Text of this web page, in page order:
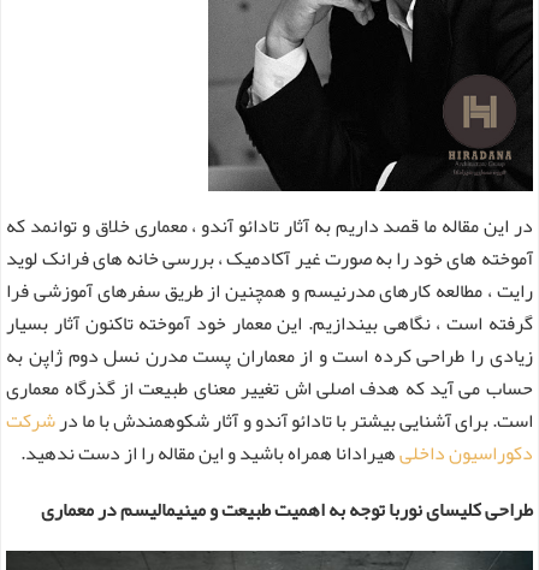
در این مقاله ما قصد داریم به آثار تادائو آندو ، معماری خلاق و توانمد که
آموخته های خود را به صورت غیر آکادمیک ، بررسی خانه های فرانک لوید
رایت ، مطالعه کارهای مدرنیسم و همچنین از طریق سفرهای آموزشی فرا
گرفته است ، نگاهی بیندازیم. این معمار خود آموخته تاکنون آثار بسیار
زیادی را طراحی کرده است و از معماران پست مدرن نسل دوم ژاپن به
حساب می آید که هدف اصلی اش تغییر معنای طبیعت از گذرگاه معماری
است. برای آشنایی بیشتر با تادائو آندو و آثار شکوهمندش با ما درشرکت
دکوراسیون داخلیهیرادانا همراه باشید و این مقاله را از دست ندهید.
طراحی کلیسای نوربا توجه به اهمیت طبیعت و مینیمالیسم در معماری